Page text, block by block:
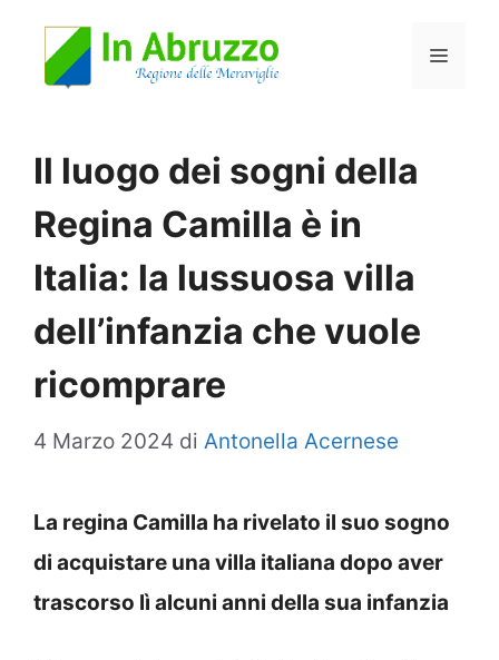
Menu
Il luogo dei sogni della
Regina Camilla è in
Italia: la lussuosa villa
dell’infanzia che vuole
ricomprare
4 Marzo 2024 di Antonella Acernese
La regina Camilla ha rivelato il suo sogno
di acquistare una villa italiana dopo aver
trascorso lì alcuni anni della sua infanzia